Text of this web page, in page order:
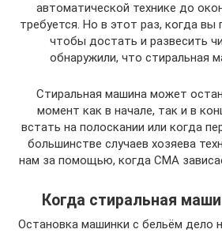
автоматической технике до
требуется. Но в этот раз, когда вы
чтобы достать и развесить
обнаружили, что стиральная
Стиральная машина может
момент как в начале, так и в
встать на полоскании или когда
большинстве случаев хозяева
нам за помощью, когда СМА
Когда стиральная
Остановка машинки с бельём дело